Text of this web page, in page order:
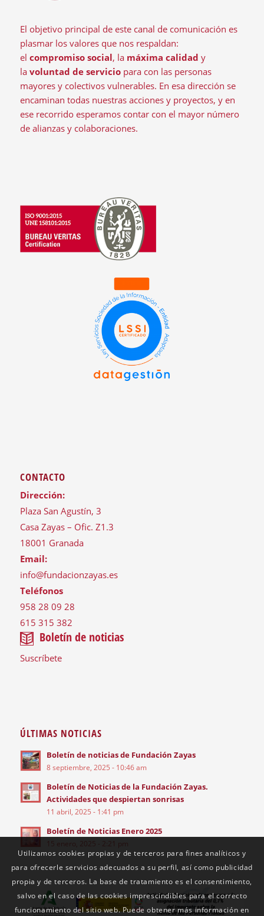
El objetivo principal de este canal de comunicación es
plasmar los valores que nos respaldan:
el compromiso social, la máxima calidad y
la voluntad de serviciopara con las personas
mayores y colectivos vulnerables. En esa dirección se
encaminan todas nuestras acciones y proyectos, y en
ese recorrido esperamos contar con el mayor número
de alianzas y colaboraciones.
CONTACTO
Dirección:
Plaza San Agustín, 3
Casa Zayas – Ofic. Z1.3
18001 Granada
Email:
info@fundacionzayas.es
Teléfonos
958 28 09 28
615 315 382
Boletín de noticias
Suscríbete
ÚLTIMAS NOTICIAS
Boletín de noticias de Fundación Zayas
8 septiembre, 2025 - 10:46 am
Boletín de Noticias de la Fundación Zayas.
Actividades que despiertan sonrisas
11 abril, 2025 - 1:41 pm
Boletín de Noticias Enero 2025
15 enero, 2025 - 2:21 pm
Utilizamos cookies propias y de terceros para fines analíticos y
para ofrecerle servicios adecuados a su perfil, así como publicidad
propia y de terceros. La base de tratamiento es el consentimiento,
salvo en el caso de las cookies imprescindibles para el correcto
funcionamiento del sitio web. Puede obtener más información en